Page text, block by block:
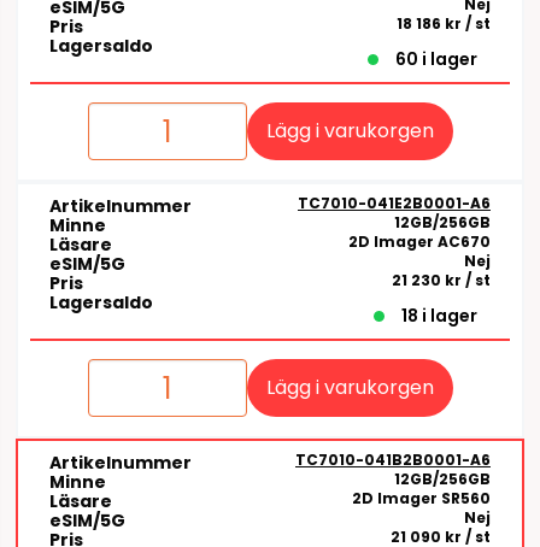
eSIM/5G Nej
Pris 18 186 kr / st
Lagersaldo
60 i lager
Lägg i varukorgen
Artikelnummer TC7010-041E2B0001-A6
Minne 12GB/256GB
Läsare 2D Imager AC670
eSIM/5G Nej
Pris 21 230 kr / st
Lagersaldo
18 i lager
Lägg i varukorgen
Artikelnummer TC7010-041B2B0001-A6
Minne 12GB/256GB
Läsare 2D Imager SR560
eSIM/5G Nej
Pris 21 090 kr / st